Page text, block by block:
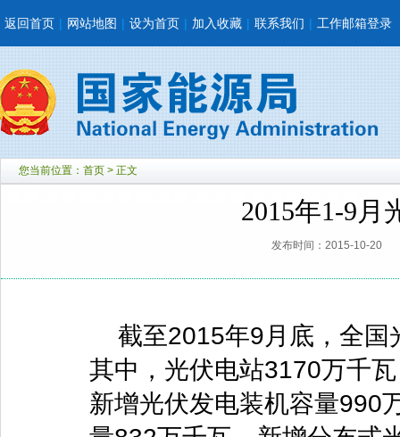
返回首页 | 网站地图 | 设为首页 | 加入收藏 | 联系我们 | 工作邮箱登录
您当前位置： 首页 > 正文
2015年1-9月
发布时间：2015-10-20
截至2015年9月底，全国
其中，光伏电站3170万千
新增光伏发电装机容量990